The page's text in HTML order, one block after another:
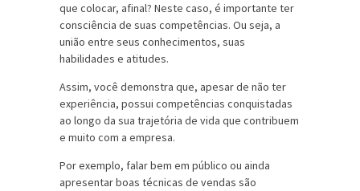
que colocar, afinal? Neste caso, é importante ter
consciência de suas competências. Ou seja, a
união entre seus conhecimentos, suas
habilidades e atitudes.
Assim, você demonstra que, apesar de não ter
experiência, possui competências conquistadas
ao longo da sua trajetória de vida que contribuem
e muito com a empresa.
Por exemplo, falar bem em público ou ainda
apresentar boas técnicas de vendas são